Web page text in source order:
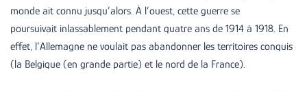
monde ait connu jusqu’alors. À l’ouest, cette guerre se
poursuivait inlassablement pendant quatre ans de 1914 à 1918. En
effet, l’Allemagne ne voulait pas abandonner les territoires conquis
(la Belgique (en grande partie) et le nord de la France).